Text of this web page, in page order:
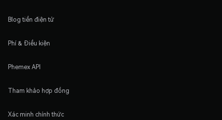
Blog tiền điện tử
Phí & Điều kiện
Phemex API
Tham khảo hợp đồng
Xác minh chính thức